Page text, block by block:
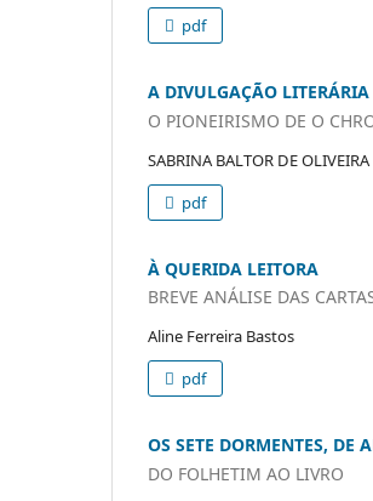
pdf
A DIVULGAÇÃO
O PIONEIRISMO DE O
SABRINA BALTOR DE OLIVEIRA
pdf
À QUERIDA LEITORA
BREVE ANÁLISE DAS
Aline Ferreira Bastos
pdf
OS SETE DORMENTES, DE
DO FOLHETIM AO LIVRO